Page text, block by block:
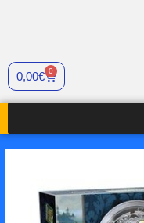
0,00€ 0
Cart